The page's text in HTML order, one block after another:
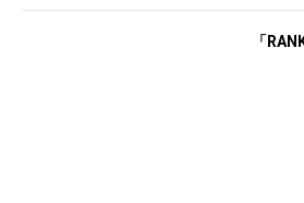
「